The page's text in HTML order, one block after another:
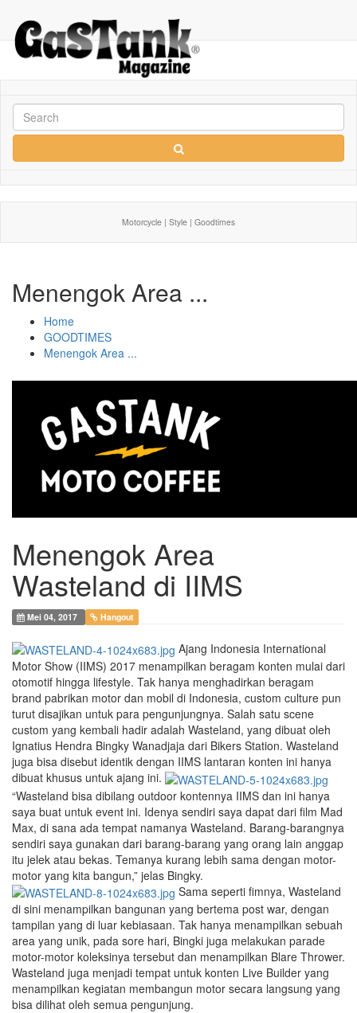
Motorcycle | Style | Goodtimes
Menengok Area ...
Home
GOODTIMES
Menengok Area ...
Menengok Area
Wasteland di IIMS
Mei 04, 2017 Hangout
Ajang Indonesia International
Motor Show (IIMS) 2017 menampilkan beragam konten mulai dari
otomotif hingga lifestyle. Tak hanya menghadirkan beragam
brand pabrikan motor dan mobil di Indonesia, custom culture pun
turut disajikan untuk para pengunjungnya. Salah satu scene
custom yang kembali hadir adalah Wasteland, yang dibuat oleh
Ignatius Hendra Bingky Wanadjaja dari Bikers Station. Wasteland
juga bisa disebut identik dengan IIMS lantaran konten ini hanya
dibuat khusus untuk ajang ini.
“Wasteland bisa dibilang outdoor kontennya IIMS dan ini hanya
saya buat untuk event ini. Idenya sendiri saya dapat dari film Mad
Max, di sana ada tempat namanya Wasteland. Barang-barangnya
sendiri saya gunakan dari barang-barang yang orang lain anggap
itu jelek atau bekas. Temanya kurang lebih sama dengan motor-
motor yang kita bangun,” jelas Bingky.
Sama seperti fimnya, Wasteland
di sini menampilkan bangunan yang bertema post war, dengan
tampilan yang di luar kebiasaan. Tak hanya menampilkan sebuah
area yang unik, pada sore hari, Bingki juga melakukan parade
motor-motor koleksinya tersebut dan menampilkan Blare Thrower.
Wasteland juga menjadi tempat untuk konten Live Builder yang
menampilkan kegiatan membangun motor secara langsung yang
bisa dilihat oleh semua pengunjung.